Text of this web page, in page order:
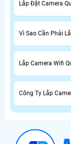
Lắp Đặt Camera
Vì Sao Cần Phải
Lắp Camera Wifi
Công Ty Lắp